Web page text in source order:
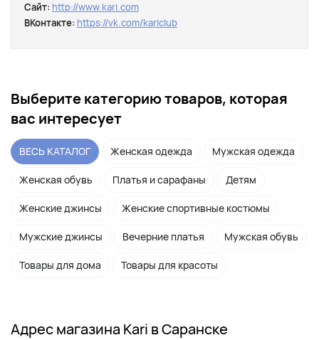
Сайт: http://www.kari.com
ВКонтакте: https://vk.com/kariclub
Выберите категорию товаров, которая
вас интересует
ВЕСЬ КАТАЛОГ Женская одежда Мужская одежда
Женская обувь Платья и сарафаны Детям
Женские джинсы Женские спортивные костюмы
Мужские джинсы Вечерние платья Мужская обувь
Товары для дома Товары для красоты
Адрес магазина Kari в Саранске